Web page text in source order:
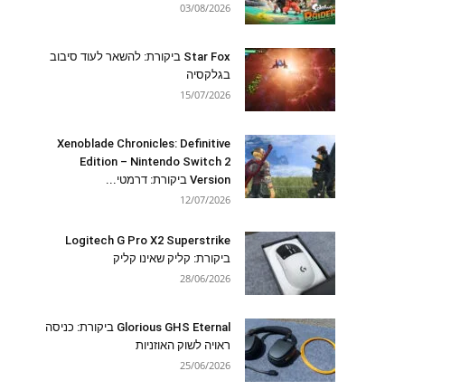
03/08/2026
Star Fox ביקורת: להשאר לעוד סיבוב
בגלקסיה
15/07/2026
Xenoblade Chronicles: Definitive
Edition – Nintendo Switch 2
Version ביקורת: דרמטי...
12/07/2026
Logitech G Pro X2 Superstrike
ביקורת: קליק שאינו קליק
28/06/2026
Glorious GHS Eternal ביקורת: כניסה
ראויה לשוק האוזניות
25/06/2026